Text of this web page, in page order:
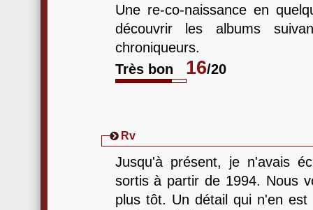
Une re-co-naissance en
découvrir les albums
chroniqueurs.
Très bon
16/20
Rv
Jusqu'à présent, je n'avais
sortis à partir de 1994. Nous
plus tôt. Un détail qui n'en